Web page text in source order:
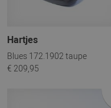
Hartjes
Blues 172.1902 taupe
€ 209,95